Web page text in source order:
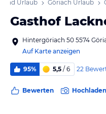
Urlaub Göriach Urlaub
Gasthof
Hintergöriach 50 5574
Auf Karte anzeigen
95% 5,5 / 6 22
Bewerten Hochladen